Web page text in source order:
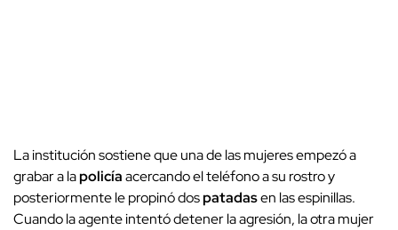
La institución sostiene que una de las mujeres empezó a
grabar a lapolicíaacercando el teléfono a su rostro y
posteriormente le propinó dospatadasen las espinillas.
Cuando la agente intentó detener la agresión, la otra mujer